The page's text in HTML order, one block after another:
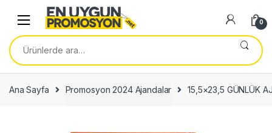
navigation
content
0
Ara:
Ana Sayfa Promosyon 2024 Ajandalar 15,5×23,5 GÜNLÜK